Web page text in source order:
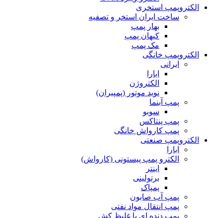
الکتروپمپ استخری
ساخت ایران استخر و تصفیه
بهار پمپ
کیهان پمپ
مک پمپ
الکتروپمپ خانگی
ایرانی
ابارا
الکتروژن
نوید موتور (پمپیران)
پمپ آبنما
سوبو
پمپ پنتاکس
پمپ کارواش خانگی
الکتروپمپ صنعتی
ابارا
الکترو پمپ پیستونی (کارواش)
اینتر
برتولینی
پمپاک
پمپ آب صابون
پمپ انتقال مواد نفتی
پمپ دنده ای یا غلیظ کش